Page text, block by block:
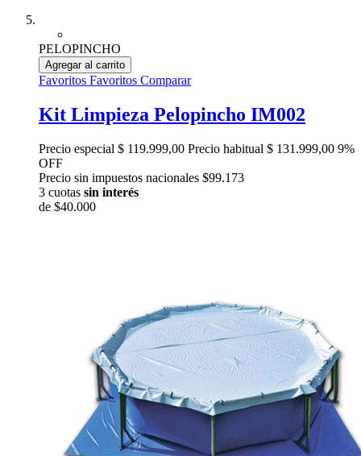
PELOPINCHO
Agregar al carrito
Favoritos Favoritos Comparar
Kit Limpieza Pelopincho IM002
Precio especial $ 119.999,00 Precio habitual $ 131.999,00 9%
OFF
Precio sin impuestos nacionales $99.173
3 cuotas sin interés
de $40.000